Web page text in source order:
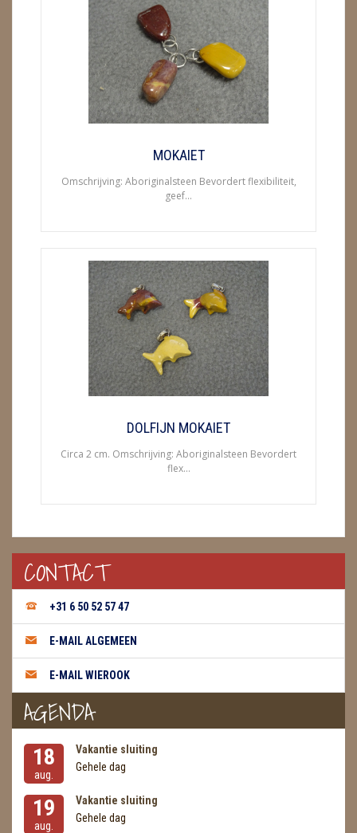
METEORIETEN
READING EN PERSOONLIJK ADVIES
RUWE STENEN
SPECIALE STUKKEN
TELEFOON KOORDEN
THEELICHTEN
WIEROOK, OLIE & TOEBEHOREN
ZAKJES WATER ELIXERS
MOKAIET
Omschrijving: Aboriginalsteen Bevordert flexibiliteit,
geef...
DOLFIJN MOKAIET
Circa 2 cm. Omschrijving: Aboriginalsteen Bevordert
flex...
CONTACT
+31 6 50 52 57 47
E-MAIL ALGEMEEN
E-MAIL WIEROOK
AGENDA
18
aug.
Vakantie sluiting
Gehele dag
19
aug.
Vakantie sluiting
Gehele dag